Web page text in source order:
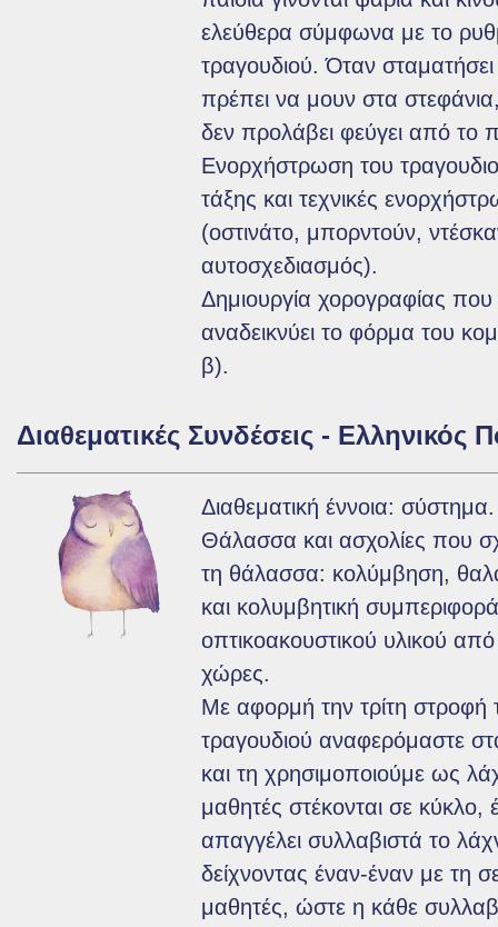
ελεύθερα σύμφωνα με το
τραγουδιού. Όταν
πρέπει να μουν στα
δεν προλάβει φεύγει από το
Ενορχήστρωση του
τάξης και τεχνικές
(οστινάτο, μπορντούν,
αυτοσχεδιασμός).
Δημιουργία χορογραφίας
αναδεικνύει το φόρμα του
β).
Διαθεματικές Συνδέσεις - Ελληνικός
Διαθεματική έννοια: σύστημα.
Θάλασσα και ασχολίες που
τη θάλασσα: κολύμβηση,
και κολυμβητική
οπτικοακουστικού υλικού
χώρες.
Με αφορμή την τρίτη στροφή
τραγουδιού αναφερόμαστε
και τη χρησιμοποιούμε ως
μαθητές στέκονται σε κύκλο,
απαγγέλει συλλαβιστά το
δείχνοντας έναν-έναν με τη
μαθητές, ώστε η κάθε